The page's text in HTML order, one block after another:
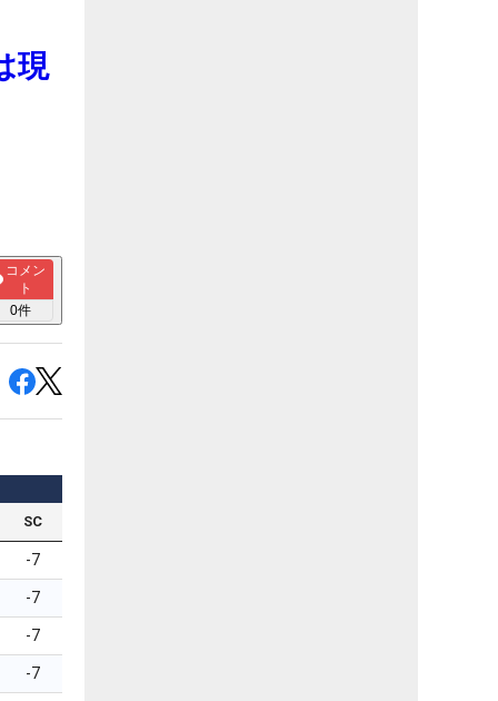
現
コメン
ト
0件
SC
-7
-7
-7
-7